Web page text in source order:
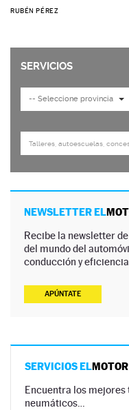
RUBÉN PÉREZ
NEWSLETTER EL
Recibe la newsletter
del mundo del
conducción y eficiencia.
APÚNTATE
SERVICIOS ELMOTOR
Encuentra los
neumáticos…